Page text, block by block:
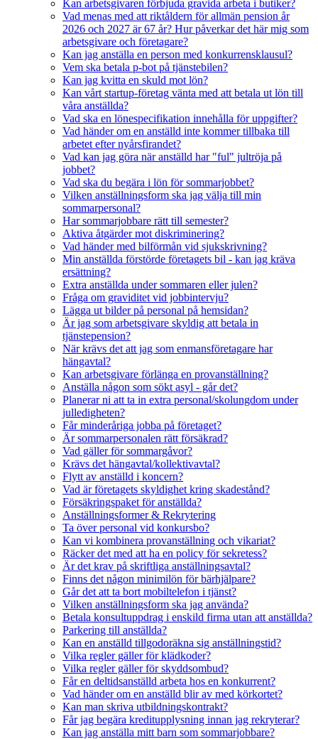
Kan arbetsgivaren förbjuda gravida arbeta i butiker?
Vad menas med att riktåldern för allmän pension år
2026 och 2027 är 67 år? Hur påverkar det här mig som
arbetsgivare och företagare?
Kan jag anställa en person med konkurrensklausul?
Vem ska betala p-bot på tjänstebilen?
Kan jag kvitta en skuld mot lön?
Kan vårt startup-företag vänta med att betala ut lön till
våra anställda?
Vad ska en lönespecifikation innehålla för uppgifter?
Vad händer om en anställd inte kommer tillbaka till
arbetet efter nyårsfirandet?
Vad kan jag göra när anställd har "ful" jultröja på
jobbet?
Vad ska du begära i lön för sommarjobbet?
Vilken anställningsform ska jag välja till min
sommarpersonal?
Har sommarjobbare rätt till semester?
Aktiva åtgärder mot diskriminering?
Vad händer med bilförmån vid sjukskrivning?
Min anställda förstörde företagets bil - kan jag kräva
ersättning?
Extra anställda under sommaren eller julen?
Fråga om graviditet vid jobbintervju?
Lägga ut bilder på personal på hemsidan?
Är jag som arbetsgivare skyldig att betala in
tjänstepension?
När krävs det att jag som enmansföretagare har
hängavtal?
Kan arbetsgivare förlänga en provanställning?
Anställa någon som sökt asyl - går det?
Planerar ni att ta in extra personal/skolungdom under
julledigheten?
Får minderåriga jobba på företaget?
Är sommarpersonalen rätt försäkrad?
Vad gäller för sommargåvor?
Krävs det hängavtal/kollektivavtal?
Flytt av anställd i koncern?
Vad är företagets skyldighet kring skadestånd?
Försäkringspaket för anställda?
Anställningsformer & Rekrytering
Ta över personal vid konkursbo?
Kan vi kombinera provanställning och vikariat?
Räcker det med att ha en policy för sekretess?
Är det krav på skriftliga anställningsavtal?
Finns det någon minimilön för bärhjälpare?
Går det att ta bort mobiltelefon i tjänst?
Vilken anställningsform ska jag använda?
Betala konsultuppdrag i enskild firma utan att anställda?
Parkering till anställda?
Kan en anställd tillgodoräkna sig anställningstid?
Vilka regler gäller för klädkoder?
Vilka regler gäller för skyddsombud?
Får en deltidsanställd arbeta hos en konkurrent?
Vad händer om en anställd blir av med körkortet?
Kan man skriva utbildningskontrakt?
Får jag begära kreditupplysning innan jag rekryterar?
Kan jag anställa mitt barn som sommarjobbare?